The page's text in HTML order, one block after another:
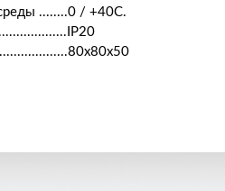
........0 / +40С.